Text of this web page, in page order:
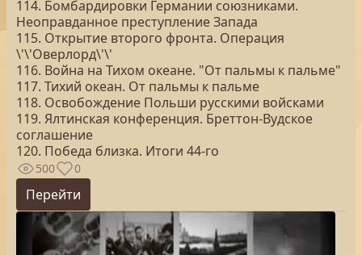
114. Бомбардировки Германии союзниками.
Неоправданное преступление Запада
115. Открытие второго фронта. Операция
\'\'Оверлорд\'\'
116. Война на Тихом океане. "От пальмы к пальме"
117. Тихий океан. От пальмы к пальме
118. Освобождение Польши русскими войсками
119. Ялтинская конференция. Бреттон-Вудское
соглашение
120. Победа близка. Итоги 44-го
500 0
Перейти